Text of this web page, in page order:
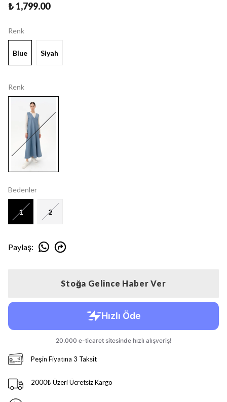
₺ 1,799.00
Renk
Blue Siyah
Renk
Bedenler
1 2
Paylaş:
Stoğa Gelince Haber Ver
Peşin Fiyatına 3 Taksit
2000₺ Üzeri Ücretsiz Kargo